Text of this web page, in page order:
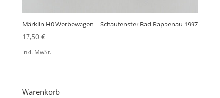
Märklin H0 Werbewagen – Schaufenster Bad Rappenau 1997
17,50 €
inkl. MwSt.
Warenkorb